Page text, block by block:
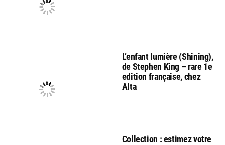
L’enfant lumière (Shining),
de Stephen King – rare 1e
edition française, chez
Alta
Collection : estimez votre